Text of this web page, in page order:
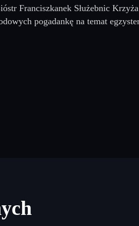
Franciszkanek Służebnic
pogadankę na temat